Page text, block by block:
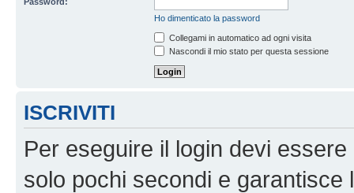
Ho dimenticato la password
Collegami in automatico ad ogni visita
Nascondi il mio stato per questa sessione
ISCRIVITI
Per eseguire il login devi
solo pochi secondi e garantisce